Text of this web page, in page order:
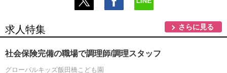
求人特集 さらに見る
社会保険完備の職場で調理師/調理スタッフ
グローバルキッズ飯田橋こども園